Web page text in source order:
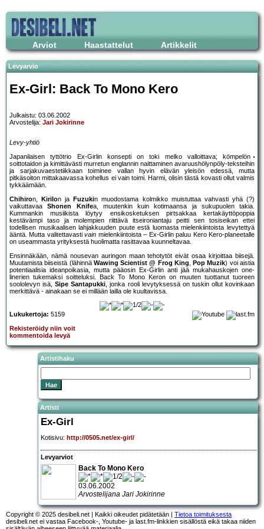
Arviot Haastattelut Artikkelit
Levyarvio
Ex-Girl: Back To Mono Kero
Julkaistu: 03.06.2002
Arvostelija: Jari Jokirinne
Levy-yhtiö
Japanilaisen tyttötrio Ex-Girlin konsepti on toki melko valloittava; kömpelön
soittotaidon ja kimittävästi murretun englannin naittaminen avaruushölynpöly-teksteihin
ja sarjakuvaestetiikkaan toiminee vallan hyvin elävän yleisön edessä, mutta
pitkäsoiton mittakaavassa kohellus ei vain toimi. Harmi, olisin tästä kovasti ollut valmis
tykkäämään.
Chihiron, Kirilon ja Fuzukin muodostama kolmikko muistuttaa vahvasti yhä (?)
vaikuttavaaShonen Knifea, muutenkin kuin kotimaansa ja sukupuolen takia.
Kummankin musiikista löytyy ensikosketuksen pirtsakkaa kertakäyttöpoppia
kestävämpi taso ja molempien riittävä itseironiantaju peitti sen tosiseikan ettei
todellisen musikaalisen lahjakkuuden puute estä luomasta mielenkiintoista levytettyä
ääntä. Mutta valitettavastivain mielenkiintoista – Ex-Girlin paluu Kero Kero-planeetalle
on useammasta yrityksestä huolimatta rasittavaa kuunneltavaa.
Ensinnäkään, nämä nousevan auringon maan tehotytöt eivät osaa kirjoittaa biisejä.
Muutamista biiseistä (lähinnä Wawing Scientist @ Frog King, Pop Muzik) voi aistia
potentiaalisia ideanpoikasia, mutta pääosin Ex-Girlin anti jää mukahauskojen one-
linerien tukemaksi soitteluksi. Back To Mono Keron on muuten tuottanut tuoreen
soololevyn isä,Sipe Santapukki, jonka rooli levytyksessä on tuskin ollut kovinkaan
merkittävä - ainakaan se ei millään lailla ole kuultavissa.
Lukukertoja: 5159
Rekisteröidy niin voit
kommentoida levyä
Artistihaku
Artisti
Ex-Girl
Kotisivu: http://0505.net/ex-girl/
Levyarviot
Back To Mono Kero
03.06.2002
Arvostelijana Jari Jokirinne
Copyright © 2025 desibeli.net | Kaikki oikeudet pidätetään | Tietoa toimituksesta
desibeli.net ei vastaa Facebook-, Youtube- ja last.fm-linkkien sisällöstä eikä takaa niiden